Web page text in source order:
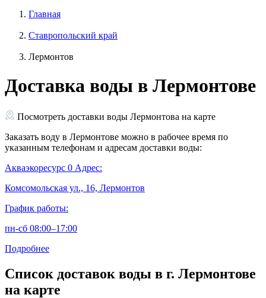
Главная
Ставропольский край
Лермонтов
Доставка воды в Лермонтове
Посмотреть доставки воды Лермонтова на карте
Заказать воду в Лермонтове можно в рабочее время по
указанным телефонам и адресам доставки воды:
Акваэкоресурс 0 Адрес:
Комсомольская ул., 16, Лермонтов
График работы:
пн-сб 08:00–17:00
Подробнее
Список доставок воды в г. Лермонтове
на карте